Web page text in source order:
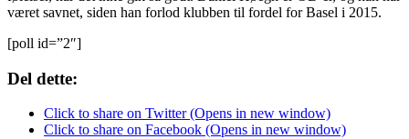
været savnet, siden han forlod klubben til fordel for Basel i 2015.
[poll id=”2″]
Del dette:
Click to share on Twitter (Opens in new window)
Click to share on Facebook (Opens in new window)